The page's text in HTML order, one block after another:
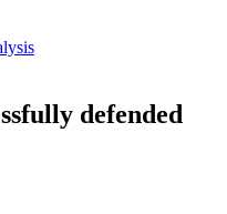
defended